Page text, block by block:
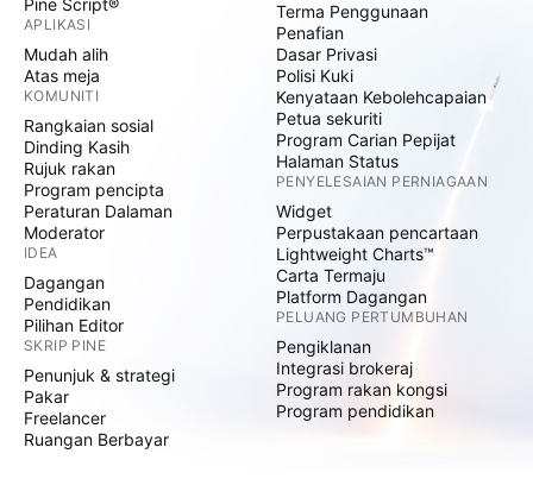
Pine Script®
APLIKASI
Mudah alih
Atas meja
KOMUNITI
Rangkaian sosial
Dinding Kasih
Rujuk rakan
Program pencipta
Peraturan Dalaman
Moderator
IDEA
Dagangan
Pendidikan
Pilihan Editor
SKRIP PINE
Penunjuk & strategi
Pakar
Freelancer
Ruangan Berbayar
Terma Penggunaan
Penafian
Dasar Privasi
Polisi Kuki
Kenyataan Kebolehcapaian
Petua sekuriti
Program Carian Pepijat
Halaman Status
PENYELESAIAN PERNIAGAAN
Widget
Perpustakaan pencartaan
Lightweight Charts™
Carta Termaju
Platform Dagangan
PELUANG PERTUMBUHAN
Pengiklanan
Integrasi brokeraj
Program rakan kongsi
Program pendidikan